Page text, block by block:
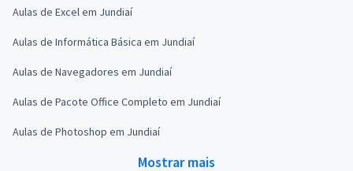
Aulas de Excel em Jundiaí
Aulas de Informática Básica em Jundiaí
Aulas de Navegadores em Jundiaí
Aulas de Pacote Office Completo em Jundiaí
Aulas de Photoshop em Jundiaí
Mostrar mais